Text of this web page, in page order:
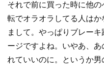
それで前に買った時に他
転でオラオラしてる人は
まして。やっぱりブレー
ージですよね。いやあ、
れていいのに。というか男